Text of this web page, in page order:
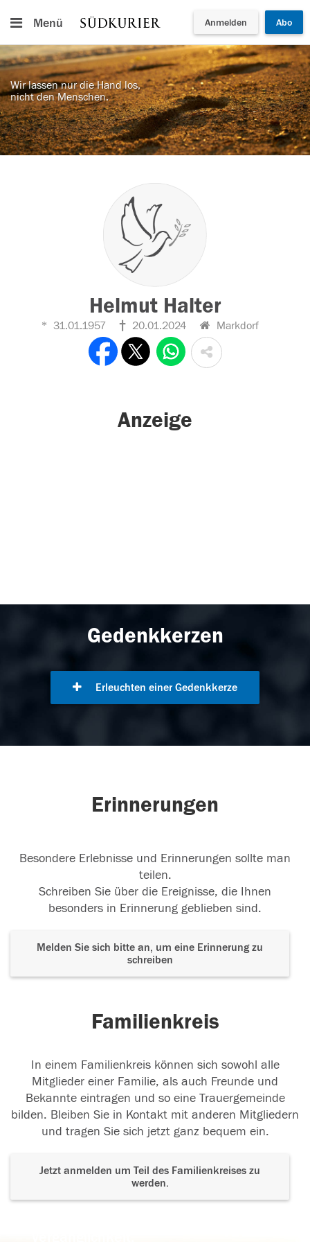
Menü Anmelden Abo
Wir lassen nur die Hand los,
nicht den Menschen.
Helmut Halter
31.01.1957 20.01.2024 Markdorf
Anzeige
Gedenkkerzen
Erleuchten einer Gedenkkerze
Erinnerungen
Besondere Erlebnisse und Erinnerungen sollte man
teilen.
Schreiben Sie über die Ereignisse, die Ihnen
besonders in Erinnerung geblieben sind.
Melden Sie sich bitte an, um eine Erinnerung zu
schreiben
Familienkreis
In einem Familienkreis können sich sowohl alle
Mitglieder einer Familie, als auch Freunde und
Bekannte eintragen und so eine Trauergemeinde
bilden. Bleiben Sie in Kontakt mit anderen Mitgliedern
und tragen Sie sich jetzt ganz bequem ein.
Jetzt anmelden um Teil des Familienkreises zu
werden.